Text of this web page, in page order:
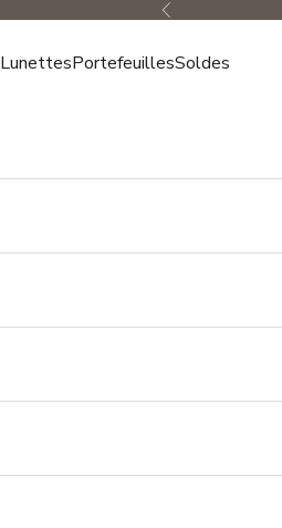
Précédent
LunettesPortefeuillesSoldes